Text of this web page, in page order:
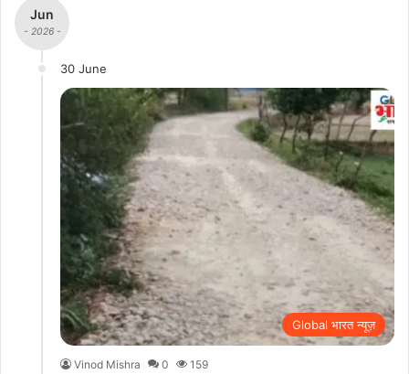
Jun
- 2026 -
30 June
Global भारत न्यूज़
Vinod Mishra 0 159